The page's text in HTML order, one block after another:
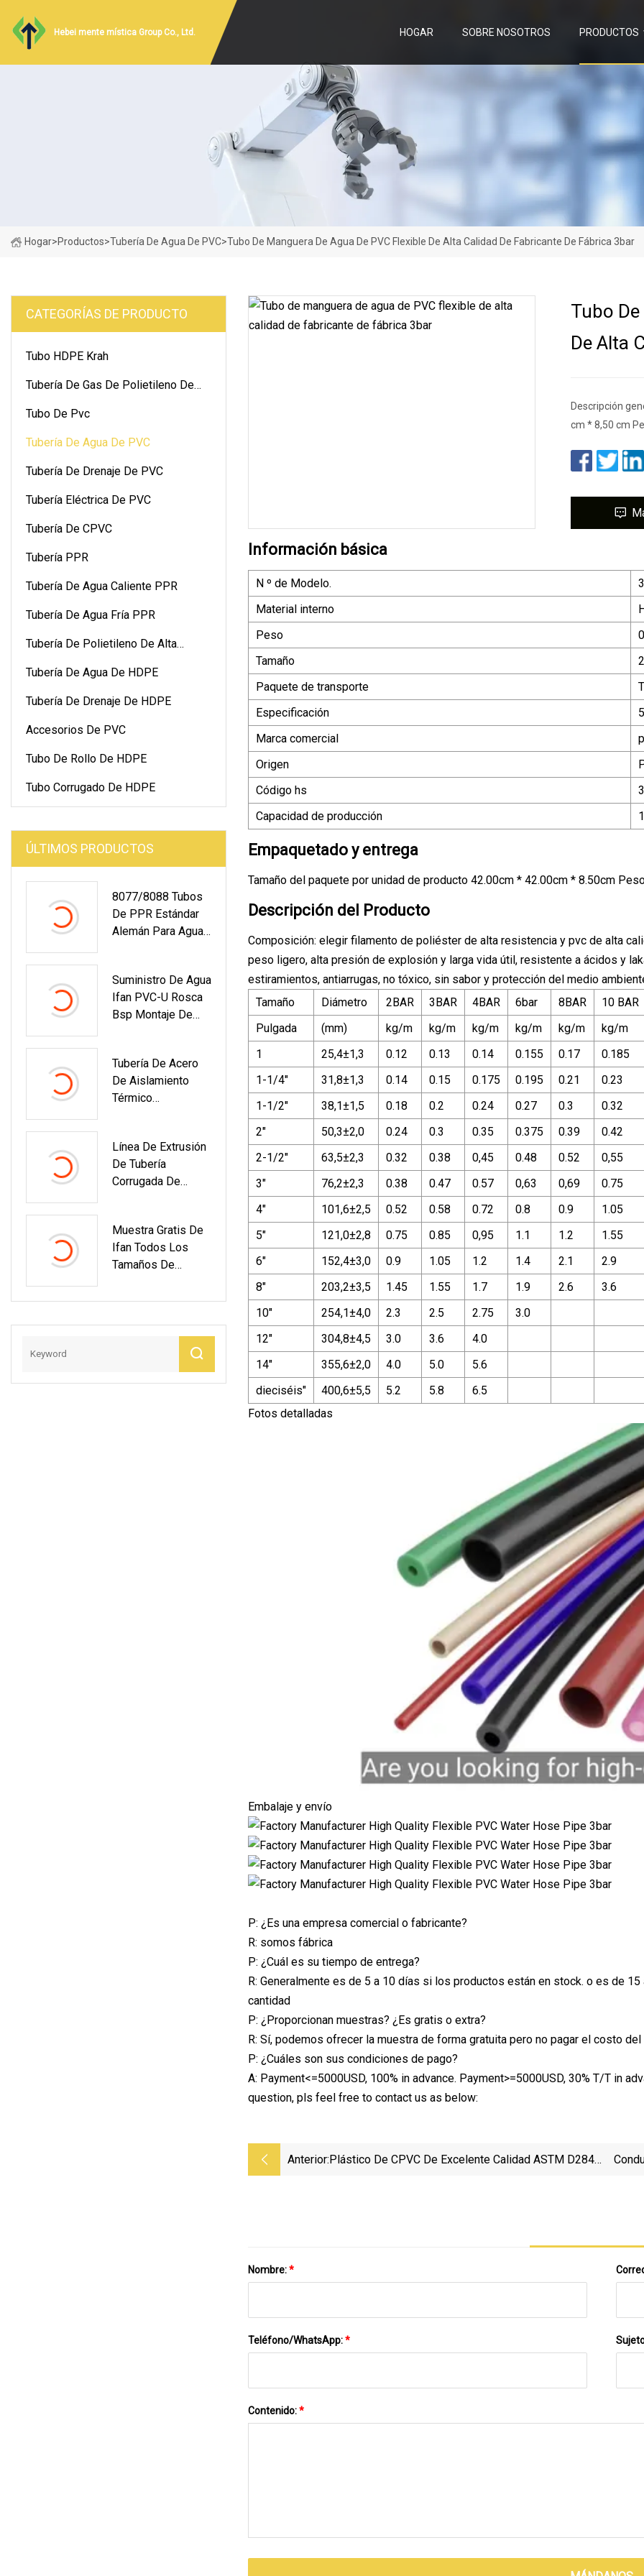
Hebei mente mística Group Co., Ltd. HOGAR SOBRE NOSOTROS PRODUCTOS
Hogar>Productos>Tubería De Agua De PVC>Tubo De Manguera De Agua De PVC Flexible De Alta Calidad De Fabricante De Fábrica 3bar
CATEGORÍAS DE PRODUCTO
Tubo HDPE Krah
Tubería De Gas De Polietileno De
Tubo De Pvc
Tubería De Agua De PVC
Tubería De Drenaje De PVC
Tubería Eléctrica De PVC
Tubería De CPVC
Tubería PPR
Tubería De Agua Caliente PPR
Tubería De Agua Fría PPR
Tubería De Polietileno De Alta
Tubería De Agua De HDPE
Tubería De Drenaje De HDPE
Accesorios De PVC
Tubo De Rollo De HDPE
Tubo Corrugado De HDPE
ÚLTIMOS PRODUCTOS
8077/8088 Tubos
De PPR Estándar
Alemán Para Agua
Suministro De Agua
Ifan PVC-U Rosca
Bsp Montaje De
Tubería De Acero
De Aislamiento
Térmico
Poliuretano Y
Cubierta De HDPE
Para Proyecto De
Línea De Extrusión
De Tubería
Corrugada De
HDPE
Muestra Gratis De
Ifan Todos Los
Tamaños De
Bsp Buje De UPVC
Tubo
De Alta
Descripción
cm * 8,50 cm
Información básica
N º de Modelo.
Material interno
Peso
Tamaño
Paquete de transporte
Especificación
Marca comercial
Origen
Código hs
Capacidad de producción
Empaquetado y entrega
Tamaño del paquete por unidad de producto 42.00cm * 42.00cm * 8.50cm
Descripción del Producto
Composición: elegir filamento de poliéster de alta resistencia y pvc de alta
peso ligero, alta presión de explosión y larga vida útil, resistente a ácidos y
estiramientos, antiarrugas, no tóxico, sin sabor y protección del medio
Tamaño
Diámetro 2BAR 3BAR 4BAR 6bar 8BAR
10 BAR
Pulgada
(mm) kg/m kg/m kg/m kg/m kg/m
kg/m
1
25,4±1,3 0.12 0.13 0.14 0.155 0.17
0.185
1-1/4"
31,8±1,3 0.14 0.15 0.175 0.195 0.21
0.23
1-1/2"
38,1±1,5 0.18 0.2 0.24 0.27 0.3
0.32
2"
50,3±2,0 0.24 0.3 0.35 0.375 0.39
0.42
2-1/2"
63,5±2,3 0.32 0.38 0,45 0.48 0.52
0,55
3"
76,2±2,3 0.38 0.47 0.57 0,63 0,69
0.75
4"
101,6±2,5 0.52 0.58 0.72 0.8 0.9
1.05
5"
121,0±2,8 0.75 0.85 0,95 1.1 1.2
1.55
6"
152,4±3,0 0.9 1.05 1.2 1.4 2.1
2.9
8"
203,2±3,5 1.45 1.55 1.7 1.9 2.6
3.6
10"
254,1±4,0 2.3 2.5 2.75
3.0
12"
304,8±4,5 3.0 3.6
4.0
14"
355,6±2,0 4.0 5.0
5.6
dieciséis"
400,6±5,5 5.2 5.8
6.5
Fotos detalladas
Embalaje y envío
P: ¿Es una empresa comercial o fabricante?
R: somos fábrica
P: ¿Cuál es su tiempo de entrega?
R: Generalmente es de 5 a 10 días si los productos están en stock. o es de
cantidad
P: ¿Proporcionan muestras? ¿Es gratis o extra?
R: Sí, podemos ofrecer la muestra de forma gratuita pero no pagar el costo
P: ¿Cuáles son sus condiciones de pago?
A: Payment<=5000USD, 100% in advance. Payment>=5000USD, 30% T/T in
question, pls feel free to contact us as below:
Anterior: Plástico De CPVC De Excelente Calidad ASTM D2846
Nombre:*
Teléfono/WhatsApp:*
Contenido:*